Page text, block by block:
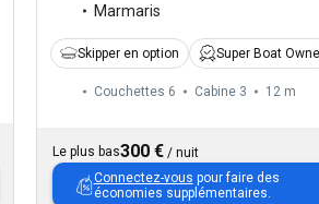
Marmaris
Skipper en option Super Boat
Couchettes 6 Cabine 3 12 m
Le plus bas300 €/ nuit
Connectez-vous pour faire des
économies supplémentaires.